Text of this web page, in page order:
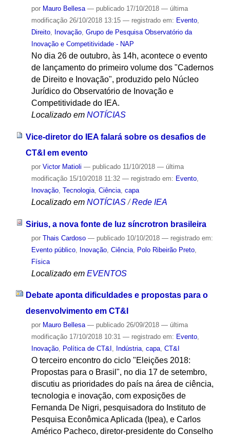
por Mauro Bellesa — publicado17/10/2018 — última
modificação26/10/2018 13:15 — registrado em: Evento,
Direito, Inovação, Grupo de Pesquisa Observatório da
Inovação e Competitividade - NAP
No dia 26 de outubro, às 14h, acontece o evento
de lançamento do primeiro volume dos "Cadernos
de Direito e Inovação", produzido pelo Núcleo
Jurídico do Observatório de Inovação e
Competitividade do IEA.
Localizado em NOTÍCIAS
Vice-diretor do IEA falará sobre os desafios de
CT&I em evento
por Victor Matioli — publicado11/10/2018 — última
modificação15/10/2018 11:32 — registrado em: Evento,
Inovação, Tecnologia, Ciência, capa
Localizado em NOTÍCIAS /Rede IEA
Sirius, a nova fonte de luz síncrotron brasileira
por Thais Cardoso — publicado10/10/2018 — registrado em:
Evento público, Inovação, Ciência, Polo Ribeirão Preto,
Física
Localizado em EVENTOS
Debate aponta dificuldades e propostas para o
desenvolvimento em CT&I
por Mauro Bellesa — publicado26/09/2018 — última
modificação17/10/2018 10:31 — registrado em: Evento,
Inovação, Política de CT&I , Indústria, capa, CT&I
O terceiro encontro do ciclo "Eleições 2018:
Propostas para o Brasil", no dia 17 de setembro,
discutiu as prioridades do país na área de ciência,
tecnologia e inovação, com exposições de
Fernanda De Nigri, pesquisadora do Instituto de
Pesquisa Econômica Aplicada (Ipea), e Carlos
Américo Pacheco, diretor-presidente do Conselho